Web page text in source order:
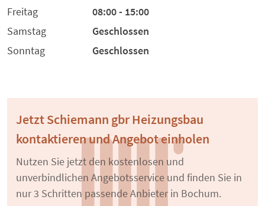
Freitag
08:00 - 15:00
Samstag
Geschlossen
Sonntag
Geschlossen
Jetzt Schiemann gbr Heizungsbau
kontaktieren und Angebot einholen
Nutzen Sie jetzt den kostenlosen und
unverbindlichen Angebotsservice und finden Sie in
nur 3 Schritten passende Anbieter in Bochum.